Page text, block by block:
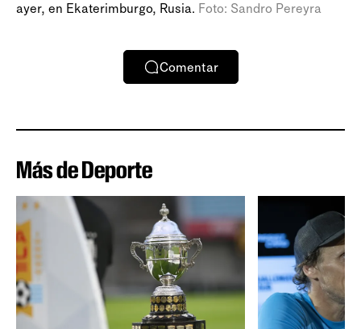
ayer, en Ekaterimburgo, Rusia. Foto: Sandro Pereyra
Comentar
Más de Deporte